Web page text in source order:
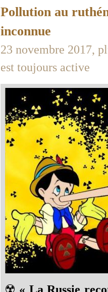
Pollution au
inconnue
23 novembre 2017,
est toujours active